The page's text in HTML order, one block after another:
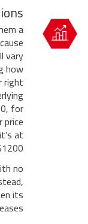
a
vary
how
right
for
at
no
its